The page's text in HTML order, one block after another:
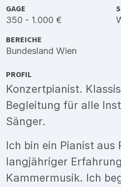
GAGE
350 - 1.000 €
BEREICHE
Bundesland Wien
PROFIL
Konzertpianist.
Begleitung für alle
Sänger.
Ich bin ein Pianist aus
langjähriger
Kammermusik. Ich